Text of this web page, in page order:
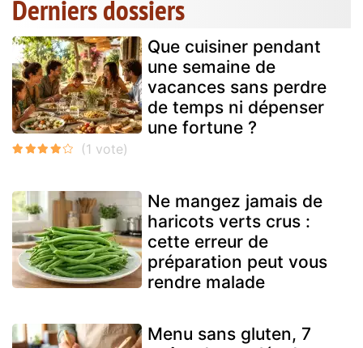
Derniers dossiers
Que cuisiner pendant
une semaine de
vacances sans perdre
de temps ni dépenser
une fortune ?
Ne mangez jamais de
haricots verts crus :
cette erreur de
préparation peut vous
rendre malade
Menu sans gluten, 7